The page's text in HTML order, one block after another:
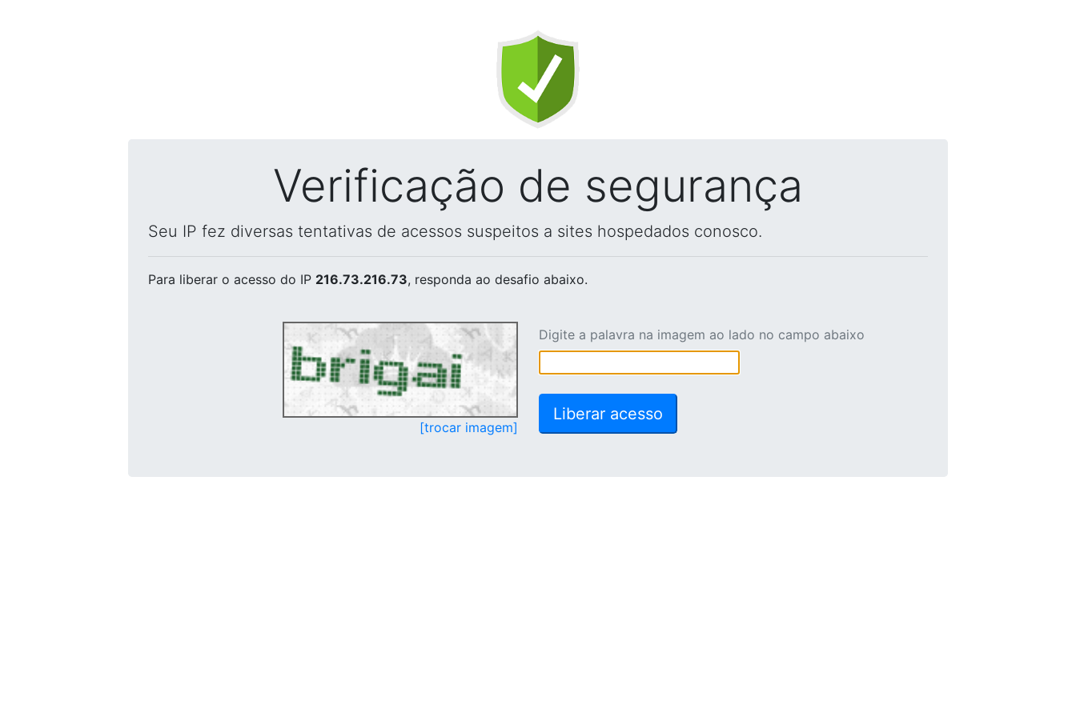
Verificação de segurança
Seu IP fez diversas tentativas de acessos suspeitos a sites hospedados conosco.
Para liberar o acesso do IP 216.73.216.73, responda ao desafio abaixo.
[trocar imagem]
Digite a palavra na imagem ao lado no campo abaixo